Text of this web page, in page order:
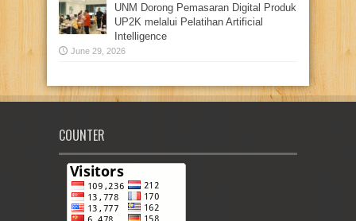
UNM Dorong Pemasaran Digital Produk
UP2K melalui Pelatihan Artificial
Intelligence
June 29, 2026
COUNTER